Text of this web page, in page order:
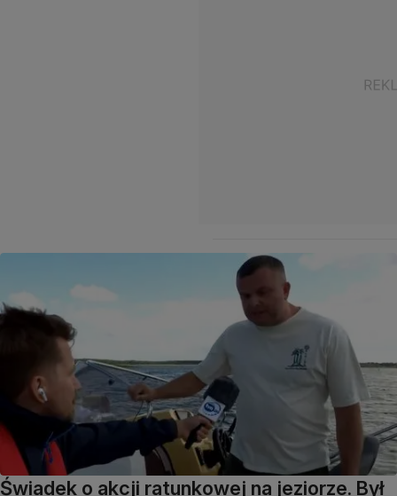
Świadek o akcji ratunkowej na jeziorze. Był